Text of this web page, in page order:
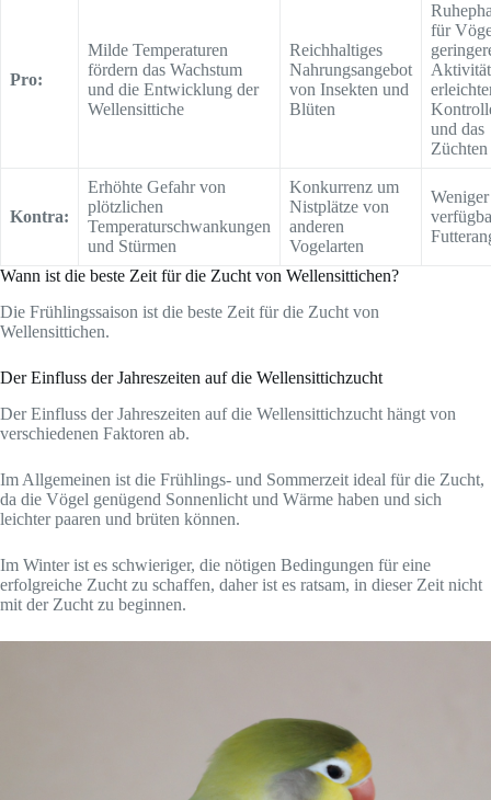
Pro:
Milde Temperaturen
fördern das Wachstum
und die Entwicklung der
Wellensittiche
Reichhaltiges
Nahrungsangebot
von Insekten und
Blüten
für
Aktivität
und das
Züchten
Kontra:
Erhöhte Gefahr von
plötzlichen
Temperaturschwankungen
und Stürmen
Konkurrenz um
Nistplätze von
anderen
Vogelarten
Weniger
Wann ist die beste Zeit für die Zucht von Wellensittichen?
Die Frühlingssaison ist die beste Zeit für die Zucht von
Wellensittichen.
Der Einfluss der Jahreszeiten auf die Wellensittichzucht
Der Einfluss der Jahreszeiten auf die Wellensittichzucht hängt von
verschiedenen Faktoren ab.
Im Allgemeinen ist die Frühlings- und Sommerzeit ideal für die Zucht,
da die Vögel genügend Sonnenlicht und Wärme haben und sich
leichter paaren und brüten können.
Im Winter ist es schwieriger, die nötigen Bedingungen für eine
erfolgreiche Zucht zu schaffen, daher ist es ratsam, in dieser Zeit nicht
mit der Zucht zu beginnen.